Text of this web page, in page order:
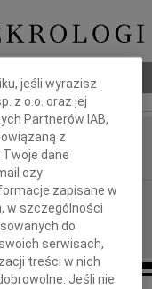
jeśli wyrazisz
z o.o. oraz jej
Partnerów IAB,
z
dane
czy
zapisane w
w szczególności
do
serwisach,
treści w nich
Jeśli nie